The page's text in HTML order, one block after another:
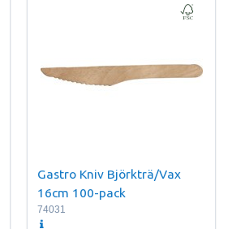
Gastro Kniv Björkträ/Vax
16cm 100-pack
74031